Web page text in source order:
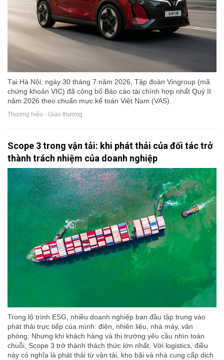
Tại Hà Nội, ngày 30 tháng 7 năm 2026, Tập đoàn Vingroup (mã
chứng khoán VIC) đã công bố Báo cáo tài chính hợp nhất Quý II
năm 2026 theo chuẩn mực kế toán Việt Nam (VAS).
Thương hiệu - Giao thương
Scope 3 trong vận tải: khi phát thải của đối tác trở
thành trách nhiệm của doanh nghiệp
Trong lộ trình ESG, nhiều doanh nghiệp ban đầu tập trung vào
phát thải trực tiếp của mình: điện, nhiên liệu, nhà máy, văn
phòng. Nhưng khi khách hàng và thị trường yêu cầu nhìn toàn
chuỗi, Scope 3 trở thành thách thức lớn nhất. Với logistics, điều
này có nghĩa là phát thải từ vận tải, kho bãi và nhà cung cấp dịch